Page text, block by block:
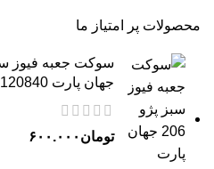
محصولات پر امتیاز ما
جهان پارت 120840
تومان ۶۰۰.۰۰۰